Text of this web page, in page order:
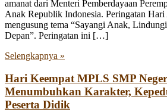
amanat dari Menteri Pemberdayaan
Anak Republik Indonesia. Peringatan
mengusung tema “Sayangi Anak,
Depan”. Peringatan ini […]
Selengkapnya »
Hari Keempat MPLS SMP
Menumbuhkan Karakter,
Peserta Didik